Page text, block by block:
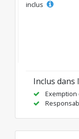
inclus
Inclus dans
Exemption